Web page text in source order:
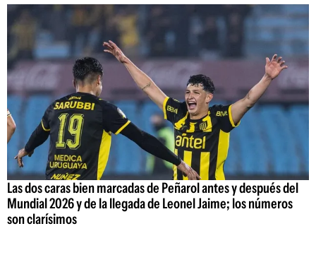
Las dos caras bien marcadas de Peñarol antes y después del
Mundial 2026 y de la llegada de Leonel Jaime; los números
son clarísimos